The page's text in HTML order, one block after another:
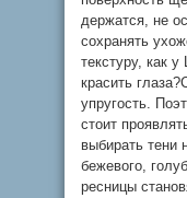
держатся, не
сохранять
текстуру, как
красить
упругость.
стоит
выбирать тени
бежевого,
ресницы